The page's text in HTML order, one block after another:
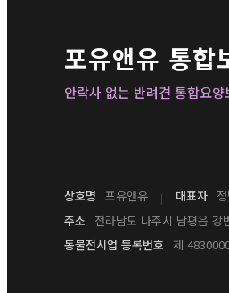
포유앤유 통합
안락사 없는 반려견 통합요양
상호명 포유앤유 | 대표자
주소
전라남도 나주시 남평읍 강
동물전시업 등록번호
제